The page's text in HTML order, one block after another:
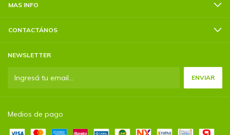
MAS INFO
CONTACTÁNOS
NEWSLETTER
Medios de pago